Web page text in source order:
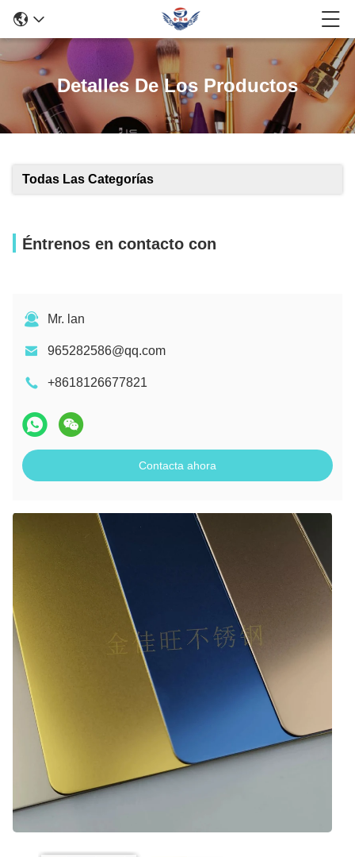
Detalles De Los Productos
Todas Las Categorías
Éntrenos en contacto con
Mr. lan
965282586@qq.com
+8618126677821
Contacta ahora